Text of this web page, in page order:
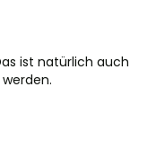
ist natürlich auch